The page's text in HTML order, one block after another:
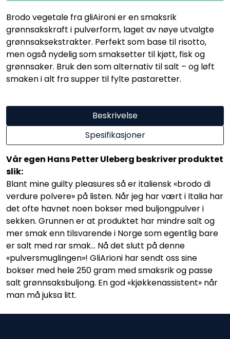
Brodo vegetale fra gliAironi er en smaksrik
grønnsakskraft i pulverform, laget av nøye utvalgte
grønnsaksekstrakter. Perfekt som base til risotto,
men også nydelig som smaksetter til kjøtt, fisk og
grønnsaker. Bruk den som alternativ til salt – og løft
smaken i alt fra supper til fylte pastaretter.
Beskrivelse
Spesifikasjoner
Vår egen Hans Petter Uleberg beskriver produktet
slik:
Blant mine guilty pleasures så er italiensk «brodo di
verdure polvere» på listen. Når jeg har vært i Italia har
det ofte havnet noen bokser med buljongpulver i
sekken. Grunnen er at produktet har mindre salt og
mer smak enn tilsvarende i Norge som egentlig bare
er salt med rar smak… Nå det slutt på denne
«pulversmuglingen»! GliArioni har sendt oss sine
bokser med hele 250 gram med smaksrik og passe
salt grønnsaksbuljong. En god «kjøkkenassistent» når
man må juksa litt.